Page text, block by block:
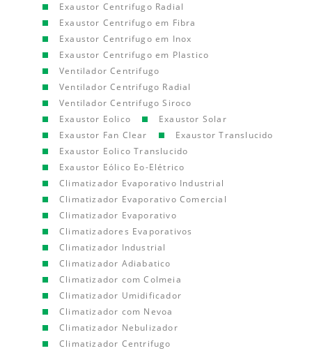
Exaustor Centrifugo Radial
Exaustor Centrifugo em Fibra
Exaustor Centrifugo em Inox
Exaustor Centrifugo em Plastico
Ventilador Centrifugo
Ventilador Centrifugo Radial
Ventilador Centrifugo Siroco
Exaustor Eolico
Exaustor Solar
Exaustor Fan Clear
Exaustor Translucido
Exaustor Eolico Translucido
Exaustor Eólico Eo-Elétrico
Climatizador Evaporativo Industrial
Climatizador Evaporativo Comercial
Climatizador Evaporativo
Climatizadores Evaporativos
Climatizador Industrial
Climatizador Adiabatico
Climatizador com Colmeia
Climatizador Umidificador
Climatizador com Nevoa
Climatizador Nebulizador
Climatizador Centrifugo